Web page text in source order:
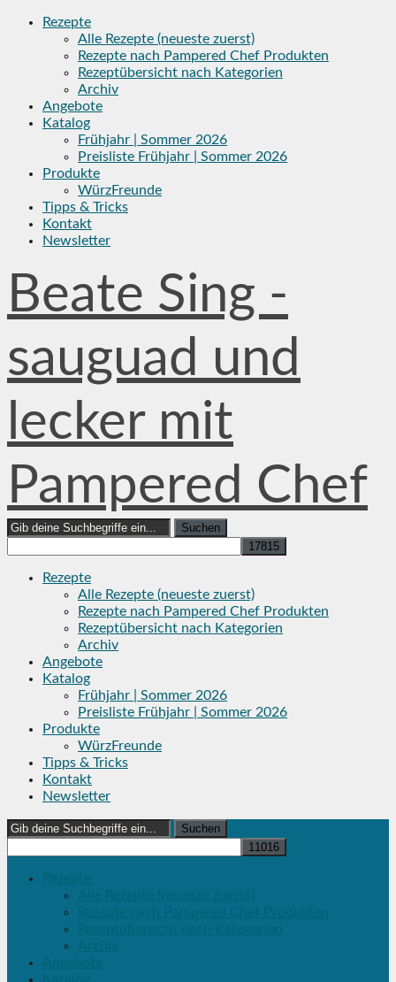
Skip
Rezepte
Alle Rezepte (neueste zuerst)
Rezepte nach Pampered Chef Produkten
Rezeptübersicht nach Kategorien
Archiv
Angebote
Katalog
Frühjahr | Sommer 2026
Preisliste Frühjahr | Sommer 2026
Produkte
WürzFreunde
Tipps & Tricks
Kontakt
Newsletter
Beate Sing -
sauguad und
lecker mit
Pampered Chef
Search
for:
Rezepte
Alle Rezepte (neueste zuerst)
Rezepte nach Pampered Chef Produkten
Rezeptübersicht nach Kategorien
Archiv
Angebote
Katalog
Frühjahr | Sommer 2026
Preisliste Frühjahr | Sommer 2026
Produkte
WürzFreunde
Tipps & Tricks
Kontakt
Newsletter
Search
for: